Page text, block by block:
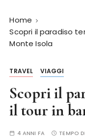
Home
Scopri il paradiso
Monte Isola
TRAVEL VIAGGI
Scopri il
il tour in
4 ANNI FA TEMPO